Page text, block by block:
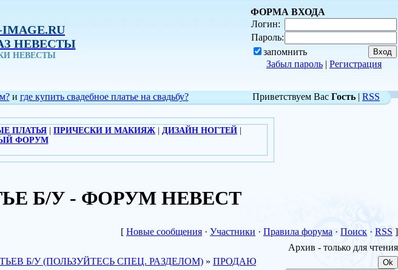
НЕВЕСТЫ
НЕВЕСТЫ
ФОРМА ВХОДА
Логин:
Пароль:
запомнить
Забыл пароль | Регистрация
и где купить свадебное платье на свадьбу? Приветствуем Вас Гость | RSS
ПЛАТЬЯ ПРИЧЕСКИ И МАКИЯЖ ДИЗАЙН НОГТЕЙ
ФОРУМ
Б/У - ФОРУМ НЕВЕСТ
[ Новые сообщения · Участники · Правила форума · Поиск · RSS ]
Архив - только для чтения
Б/У (ПОЛЬЗУЙТЕСЬ СПЕЦ. РАЗДЕЛОМ) » ПРОДАЮ